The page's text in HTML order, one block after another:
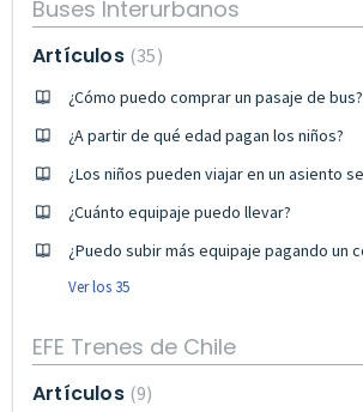
Buses Interurbanos
Artículos 35
¿Cómo puedo comprar un pasaje de bus?
¿A partir de qué edad pagan los niños?
¿Los niños pueden viajar en un asiento
¿Cuánto equipaje puedo llevar?
¿Puedo subir más equipaje pagando un
Ver los 35
EFE Trenes de Chile
Artículos 9